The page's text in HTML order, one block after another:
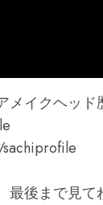
イクヘッド
後まで見て